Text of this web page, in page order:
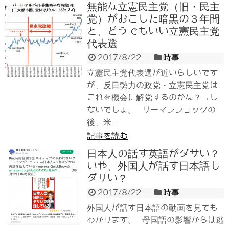
無能な立憲民主党（旧・民主
党）がおこした暗黒の３年間
と、どうでもいい立憲民主党
代表選
2017/8/22
時事
立憲民主党代表選が近いらしいです
が、反日勢力の政党・立憲民主党は
これを機会に解党するのかな？→し
ないでしょ。 リーマンショックの
後、米...
記事を読む
日本人の話す英語がダサい？
いや、外国人が話す日本語も
ダサい？
2017/8/22
時事
外国人が話す日本語の動画を見ても
わかります。 母国語の影響からは逃